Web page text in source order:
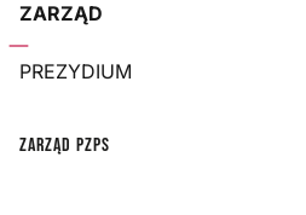
ZARZĄD
PREZYDIUM
ZARZĄD PZPS